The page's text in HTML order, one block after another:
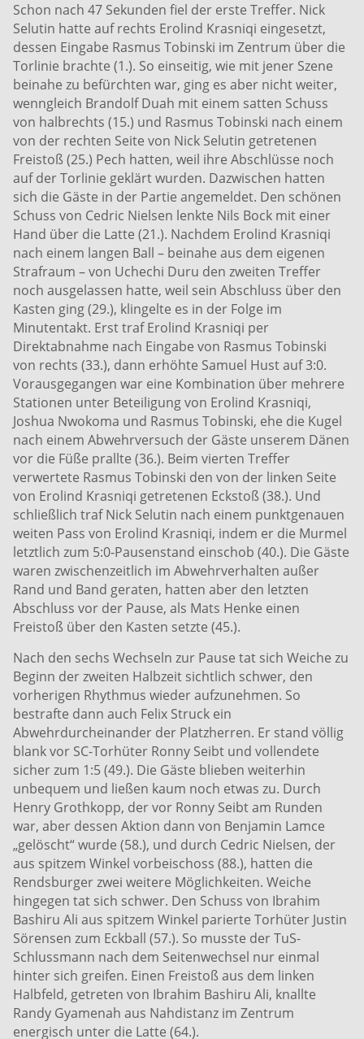
Schon nach 47 Sekunden fiel der erste Treffer. Nick
Selutin hatte auf rechts Erolind Krasniqi eingesetzt,
dessen Eingabe Rasmus Tobinski im Zentrum über die
Torlinie brachte (1.). So einseitig, wie mit jener Szene
beinahe zu befürchten war, ging es aber nicht weiter,
wenngleich Brandolf Duah mit einem satten Schuss
von halbrechts (15.) und Rasmus Tobinski nach einem
von der rechten Seite von Nick Selutin getretenen
Freistoß (25.) Pech hatten, weil ihre Abschlüsse noch
auf der Torlinie geklärt wurden. Dazwischen hatten
sich die Gäste in der Partie angemeldet. Den schönen
Schuss von Cedric Nielsen lenkte Nils Bock mit einer
Hand über die Latte (21.). Nachdem Erolind Krasniqi
nach einem langen Ball – beinahe aus dem eigenen
Strafraum – von Uchechi Duru den zweiten Treffer
noch ausgelassen hatte, weil sein Abschluss über den
Kasten ging (29.), klingelte es in der Folge im
Minutentakt. Erst traf Erolind Krasniqi per
Direktabnahme nach Eingabe von Rasmus Tobinski
von rechts (33.), dann erhöhte Samuel Hust auf 3:0.
Vorausgegangen war eine Kombination über mehrere
Stationen unter Beteiligung von Erolind Krasniqi,
Joshua Nwokoma und Rasmus Tobinski, ehe die Kugel
nach einem Abwehrversuch der Gäste unserem Dänen
vor die Füße prallte (36.). Beim vierten Treffer
verwertete Rasmus Tobinski den von der linken Seite
von Erolind Krasniqi getretenen Eckstoß (38.). Und
schließlich traf Nick Selutin nach einem punktgenauen
weiten Pass von Erolind Krasniqi, indem er die Murmel
letztlich zum 5:0-Pausenstand einschob (40.). Die Gäste
waren zwischenzeitlich im Abwehrverhalten außer
Rand und Band geraten, hatten aber den letzten
Abschluss vor der Pause, als Mats Henke einen
Freistoß über den Kasten setzte (45.).
Nach den sechs Wechseln zur Pause tat sich Weiche zu
Beginn der zweiten Halbzeit sichtlich schwer, den
vorherigen Rhythmus wieder aufzunehmen. So
bestrafte dann auch Felix Struck ein
Abwehrdurcheinander der Platzherren. Er stand völlig
blank vor SC-Torhüter Ronny Seibt und vollendete
sicher zum 1:5 (49.). Die Gäste blieben weiterhin
unbequem und ließen kaum noch etwas zu. Durch
Henry Grothkopp, der vor Ronny Seibt am Runden
war, aber dessen Aktion dann von Benjamin Lamce
„gelöscht“ wurde (58.), und durch Cedric Nielsen, der
aus spitzem Winkel vorbeischoss (88.), hatten die
Rendsburger zwei weitere Möglichkeiten. Weiche
hingegen tat sich schwer. Den Schuss von Ibrahim
Bashiru Ali aus spitzem Winkel parierte Torhüter Justin
Sörensen zum Eckball (57.). So musste der TuS-
Schlussmann nach dem Seitenwechsel nur einmal
hinter sich greifen. Einen Freistoß aus dem linken
Halbfeld, getreten von Ibrahim Bashiru Ali, knallte
Randy Gyamenah aus Nahdistanz im Zentrum
energisch unter die Latte (64.).